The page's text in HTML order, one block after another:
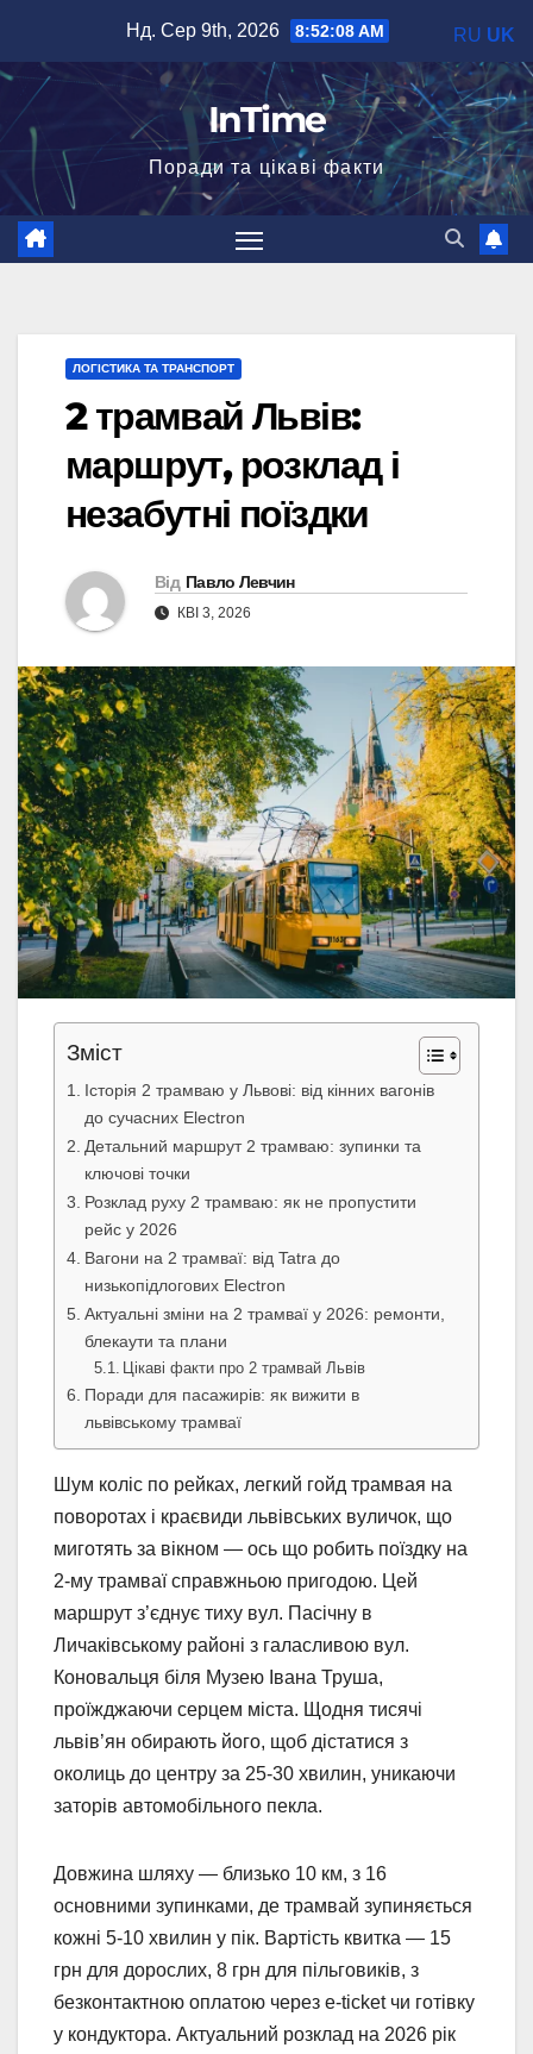
вмісту
Нд. Сер 9th, 2026 8:52:09 AM
InTime
Поради та цікаві факти
ЛОГІСТИКА ТА ТРАНСПОРТ
2 трамвай Львів:
маршрут, розклад і
незабутні поїздки
Від Павло Левчин
КВІ 3, 2026
Зміст
Історія 2 трамваю у Львові: від кінних вагонів
до сучасних Electron
Детальний маршрут 2 трамваю: зупинки та
ключові точки
Розклад руху 2 трамваю: як не пропустити
рейс у 2026
Вагони на 2 трамваї: від Tatra до
низькопідлогових Electron
Актуальні зміни на 2 трамваї у 2026: ремонти,
блекаути та плани
Цікаві факти про 2 трамвай Львів
Поради для пасажирів: як вижити в
львівському трамваї
Шум коліс по рейках, легкий гойд трамвая на
поворотах і краєвиди львівських вуличок, що
миготять за вікном — ось що робить поїздку на
2-му трамваї справжньою пригодою. Цей
маршрут з’єднує тиху вул. Пасічну в
Личаківському районі з галасливою вул.
Коновальця біля Музею Івана Труша,
проїжджаючи серцем міста. Щодня тисячі
львів’ян обирають його, щоб дістатися з
околиць до центру за 25-30 хвилин, уникаючи
заторів автомобільного пекла.
Довжина шляху — близько 10 км, з 16
основними зупинками, де трамвай зупиняється
кожні 5-10 хвилин у пік. Вартість квитка — 15
грн для дорослих, 8 грн для пільговиків, з
безконтактною оплатою через e-ticket чи готівку
у кондуктора. Актуальний розклад на 2026 рік
RU UK